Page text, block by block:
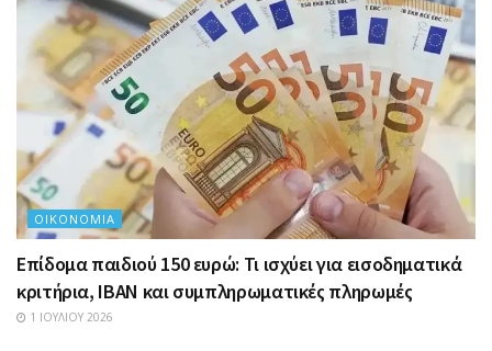
ΟΙΚΟΝΟΜΊΑ
Επίδομα παιδιού 150 ευρώ: Τι ισχύει για εισοδηματικά
κριτήρια, IBAN και συμπληρωματικές πληρωμές
1 ΙΟΥΛΊΟΥ 2026